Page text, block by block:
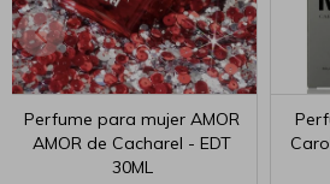
Perfume para mujer AMOR
AMOR de Cacharel - EDT
30ML